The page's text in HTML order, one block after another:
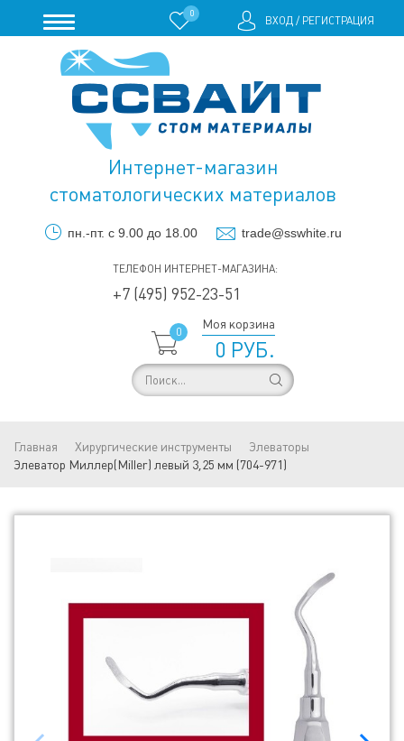
0
ВХОД/ РЕГИСТРАЦИЯ
Интернет-магазин
стоматологических материалов
пн.-пт. с 9.00 до 18.00 trade@sswhite.ru
ТЕЛЕФОН ИНТЕРНЕТ-МАГАЗИНА:
+7 (495) 952-23-51
0
Моя корзина
0 РУБ.
Главная Хирургические инструменты
Элеваторы
Элеватор Миллер(Miller) левый 3,25 мм (704-971)